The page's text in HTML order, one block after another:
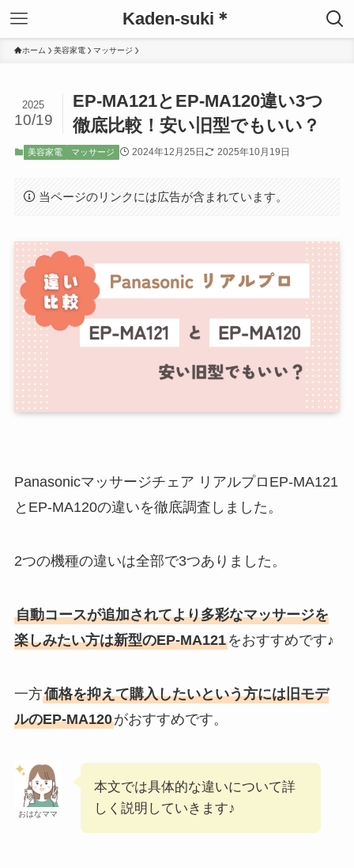
Kaden-suki＊
ホーム 美容家電 マッサージ
EP-MA121とEP-MA120違い3つ
徹底比較！安い旧型でもいい？
2025
10/19
美容家電 マッサージ 2024年12月25日 2025年10月19日
当ページのリンクには広告が含まれています。
Panasonicマッサージチェア リアルプロEP-MA121
とEP-MA120の違いを徹底調査しました。
2つの機種の違いは全部で3つありました。
自動コースが追加されてより多彩なマッサージを
楽しみたい方は新型のEP-MA121をおすすめです♪
一方価格を抑えて購入したいという方には旧モデ
ルのEP-MA120がおすすめです。
おはなママ
本文では具体的な違いについて詳
しく説明していきます♪